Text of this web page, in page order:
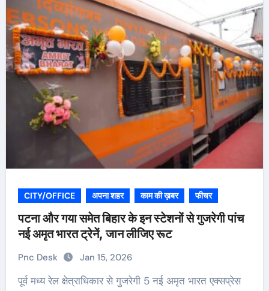
CITY/OFFICE अपना शहर काम की ख़बर फीचर
पटना और गया समेत बिहार के इन स्टेशनों से गुजरेगी पांच
नई अमृत भारत ट्रेनें, जान लीजिए रूट
Pnc Desk Jan 15, 2026
पूर्व मध्य रेल क्षेत्राधिकार से गुजरेगी 5 नई अमृत भारत एक्सप्रेस